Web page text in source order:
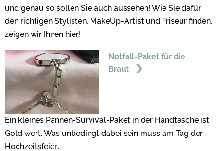
und genau so sollen Sie auch aussehen! Wie Sie dafür
den richtigen Stylisten, MakeUp-Artist und Friseur finden,
zeigen wir Ihnen hier!
Notfall-Paket für die
Braut
Ein kleines Pannen-Survival-Paket in der Handtasche ist
Gold wert. Was unbedingt dabei sein muss am Tag der
Hochzeitsfeier...